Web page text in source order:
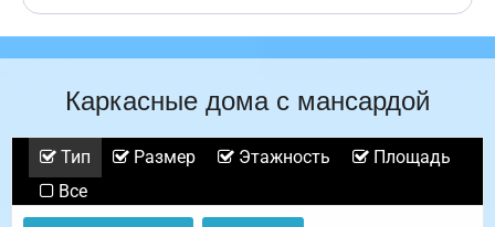
Каркасные дома с мансардой
Тип Размер Этажность
Площадь
Все